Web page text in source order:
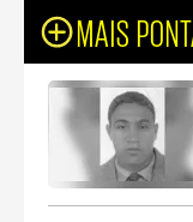
MAIS